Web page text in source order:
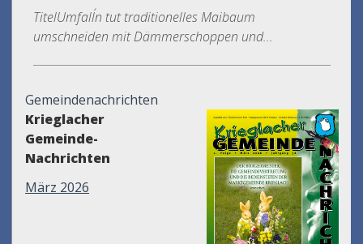
TitelUmfall´n tut traditionelles Maibaum
umschneiden mit Dämmerschoppen und...
Gemeindenachrichten
Krieglacher
Gemeinde-
Nachrichten
März 2026